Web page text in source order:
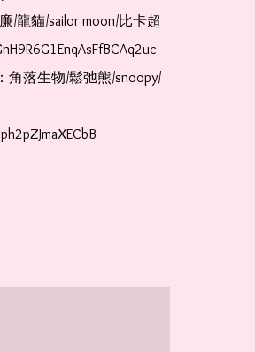
/龍貓/sailor moon/比卡超
角落生物/鬆弛熊/snoopy/